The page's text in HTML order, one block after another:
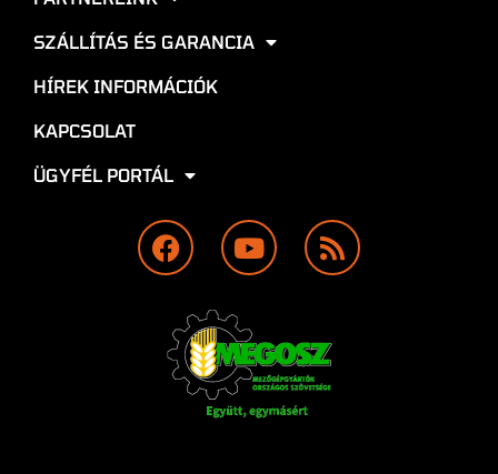
SZÁLLÍTÁS ÉS GARANCIA
HÍREK INFORMÁCIÓK
KAPCSOLAT
ÜGYFÉL PORTÁL